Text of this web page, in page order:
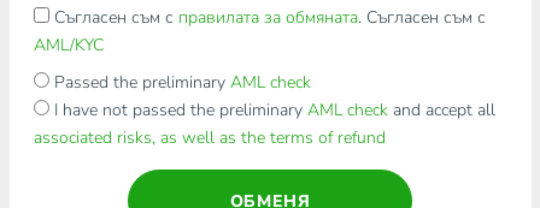
Съгласен съм с правилата за обмяната. Съгласен съм с
AML/KYC
Passed the preliminary AML check
I have not passed the preliminary AML checkand accept all
associated risks, as well as the terms of refund
ОБМЕНЯ